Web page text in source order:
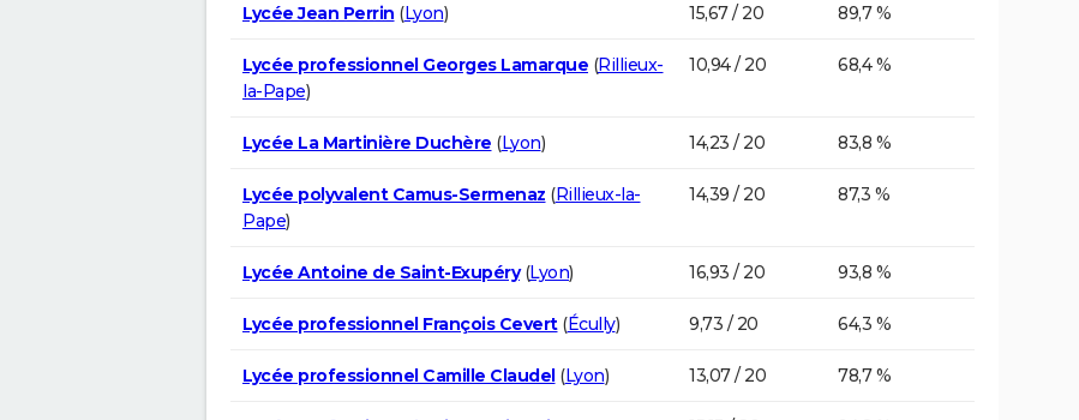
Lycée Jean Perrin (Lyon) 15,67 / 20 89,7 %
Lycée professionnel Georges Lamarque (Rillieux-
la-Pape)
10,94 / 20 68,4 %
Lycée La Martinière Duchère (Lyon) 14,23 / 20 83,8 %
Lycée polyvalent Camus-Sermenaz (Rillieux-la-
Pape)
14,39 / 20 87,3 %
Lycée Antoine de Saint-Exupéry(Lyon) 16,93 / 20 93,8 %
Lycée professionnel François Cevert(Écully) 9,73 / 20 64,3 %
Lycée professionnel Camille Claudel(Lyon) 13,07 / 20 78,7 %